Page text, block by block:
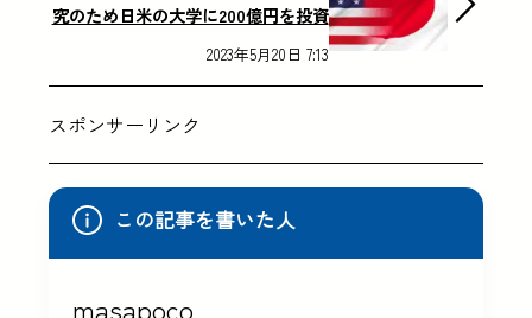
究のため日米の大学に200億円を投資
2023年5月20日 7:13
スポンサーリンク
この記事を書いた人
masapoco